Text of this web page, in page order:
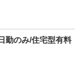
勤のみ/住宅型有料